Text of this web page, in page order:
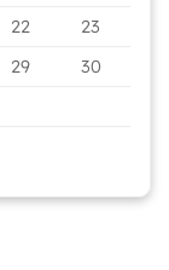
22
23
29
30